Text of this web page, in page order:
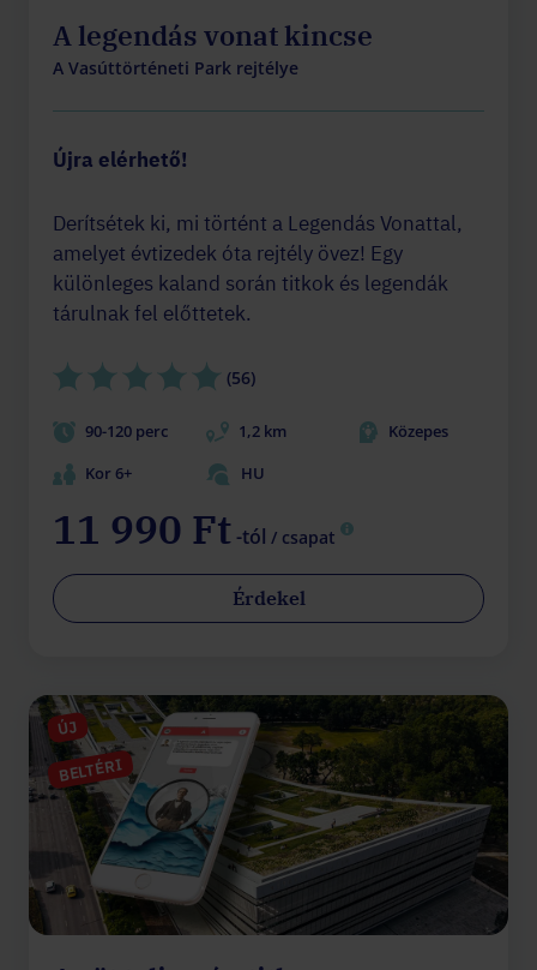
A legendás vonat kincse
A Vasúttörténeti Park rejtélye
Újra elérhető!
Derítsétek ki, mi történt a Legendás Vonattal,
amelyet évtizedek óta rejtély övez! Egy
különleges kaland során titkok és legendák
tárulnak fel előttetek.
(56)
90-120 perc 1,2 km
Közepes
Kor 6+
HU
11 990 Ft-tól / csapat
Érdekel
ÚJ
BELTÉRI